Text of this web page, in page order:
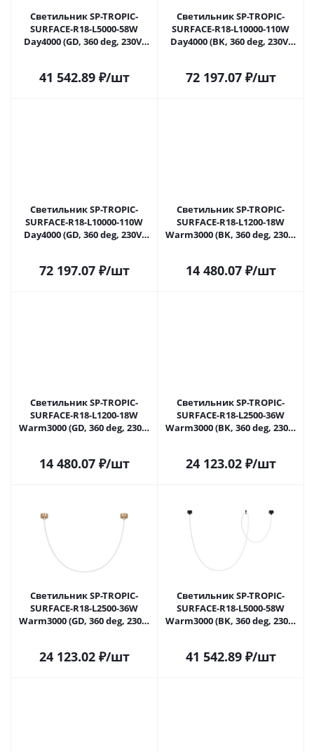
Светильник SP-TROPIC-
SURFACE-R18-L5000-58W
Day4000 (GD, 360 deg, 230V)
41 542.89₽/шт
Светильник SP-TROPIC-
SURFACE-R18-L10000-110W
Day4000 (BK, 360 deg, 230V)
72 197.07₽/шт
Светильник SP-TROPIC-
SURFACE-R18-L10000-110W
Day4000 (GD, 360 deg, 230V)
72 197.07₽/шт
Светильник SP-TROPIC-
SURFACE-R18-L1200-18W
Warm3000 (BK, 360 deg, 230V)
14 480.07₽/шт
Светильник SP-TROPIC-
SURFACE-R18-L1200-18W
Warm3000 (GD, 360 deg, 230V)
14 480.07₽/шт
Светильник SP-TROPIC-
SURFACE-R18-L2500-36W
Warm3000 (BK, 360 deg, 230V)
24 123.02₽/шт
Светильник SP-TROPIC-
SURFACE-R18-L2500-36W
Warm3000 (GD, 360 deg, 230V)
24 123.02₽/шт
Светильник SP-TROPIC-
SURFACE-R18-L5000-58W
Warm3000 (BK, 360 deg, 230V)
41 542.89₽/шт